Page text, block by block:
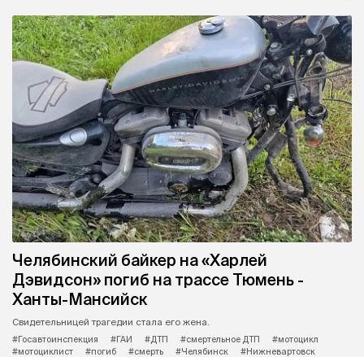
Челябинский байкер на «Харлей
Дэвидсон» погиб на трассе Тюмень -
Ханты-Мансийск
Свидетельницей трагедии стала его жена.
#Госавтоинспекция
#ГАИ #ДТП #смертельное ДТП
#мотоцикл
#мотоциклист
#погиб #смерть #Челябинск
#Нижневартовск